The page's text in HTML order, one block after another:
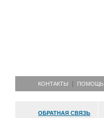
КОНТАКТЫ ПОМОЩЬ
ОБРАТНАЯ СВЯЗЬ